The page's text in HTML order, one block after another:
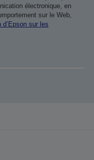
électronique, en
sur le Web,
d’Epson sur les